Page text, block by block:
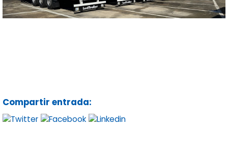
Compartir entrada: